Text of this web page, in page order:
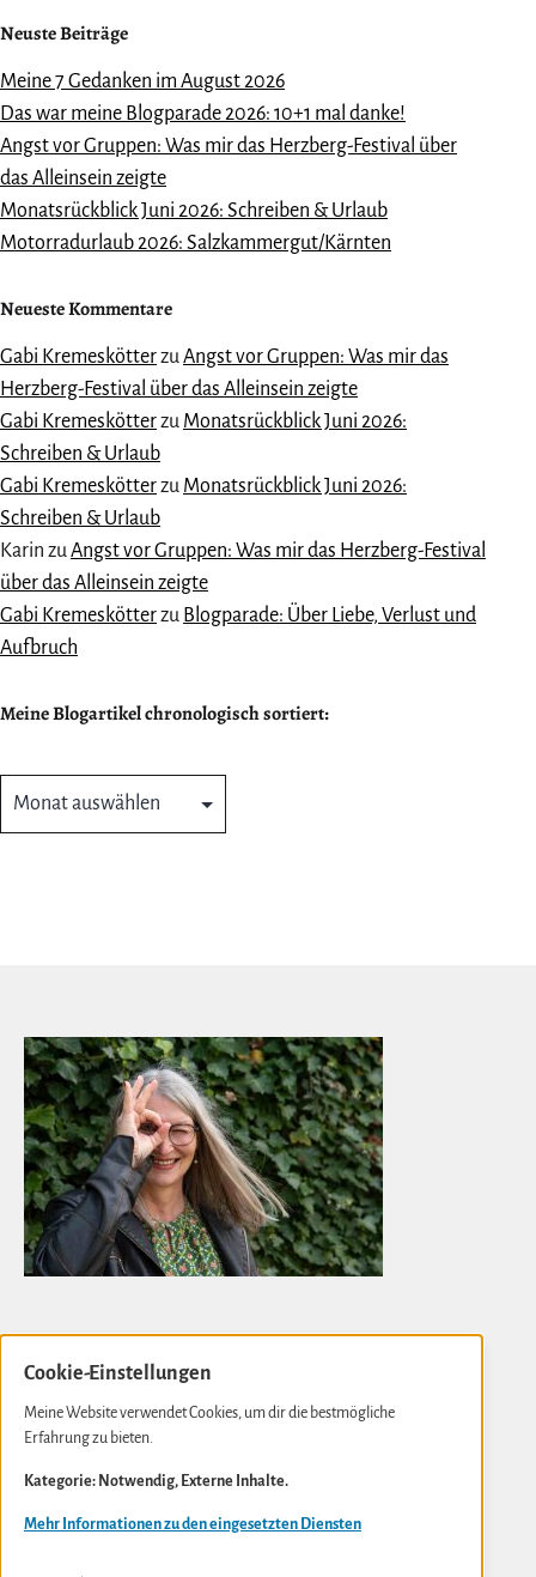
Neuste Beiträge
Meine 7 Gedanken im August 2026
Das war meine Blogparade 2026: 10+1 mal danke!
Angst vor Gruppen: Was mir das Herzberg-Festival über
das Alleinsein zeigte
Monatsrückblick Juni 2026: Schreiben & Urlaub
Motorradurlaub 2026: Salzkammergut/Kärnten
Neueste Kommentare
Gabi KremeskötterzuAngst vor Gruppen: Was mir das
Herzberg-Festival über das Alleinsein zeigte
Gabi Kremeskötterzu Monatsrückblick Juni 2026:
Schreiben & Urlaub
Gabi Kremeskötterzu Monatsrückblick Juni 2026:
Schreiben & Urlaub
Karin zuAngst vor Gruppen: Was mir das Herzberg-Festival
über das Alleinsein zeigte
Gabi Kremeskötterzu Blogparade: Über Liebe, Verlust und
Aufbruch
Meine Blogartikel chronologisch sortiert:
Blogartikel
chronologisch
Gabi Kremeskötter
Neue Rathausstraße 10
D- 56841 Traben-Trarbach
Cookie-Einstellungen
Meine Website verwendet Cookies, um dir die bestmögliche
Erfahrung zu bieten.
Kategorie: Notwendig, Externe Inhalte.
Mehr Informationen zu den eingesetzten Diensten